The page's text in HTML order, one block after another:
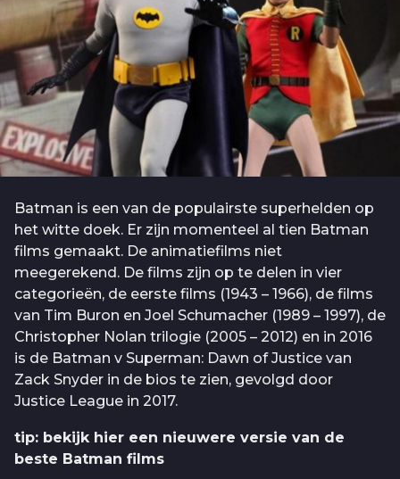
Batman is een van de populairste superhelden op
het witte doek. Er zijn momenteel al tien Batman
films gemaakt. De animatiefilms niet
meegerekend. De films zijn op te delen in vier
categorieën, de eerste films (1943 – 1966), de films
van Tim Buron en Joel Schumacher (1989 – 1997), de
Christopher Nolan trilogie (2005 – 2012) en in 2016
is de Batman v Superman: Dawn of Justice van
Zack Snyder in de bios te zien, gevolgd door
Justice League in 2017.
tip: bekijk hier een nieuwere versie van de
beste Batman films